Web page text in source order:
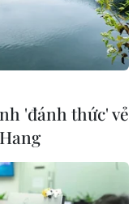
'đánh thức' vẻ